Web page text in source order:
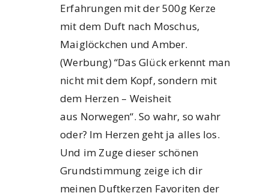
Erfahrungen mit der 500g Kerze
mit dem Duft nach Moschus,
Maiglöckchen und Amber.
(Werbung) “Das Glück erkennt man
nicht mit dem Kopf, sondern mit
dem Herzen – Weisheit
aus Norwegen“. So wahr, so wahr
oder? Im Herzen geht ja alles los.
Und im Zuge dieser schönen
Grundstimmung zeige ich dir
meinen Duftkerzen Favoriten der